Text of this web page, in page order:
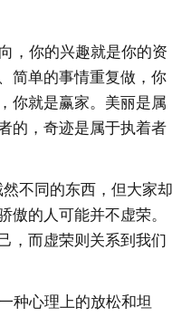
，你的兴趣就是你的资
简单的事情重复做，你
你就是赢家。美丽是属
的，奇迹是属于执着者
不同的东西，但大家却
傲的人可能并不虚荣。
，而虚荣则关系到我们
种心理上的放松和坦